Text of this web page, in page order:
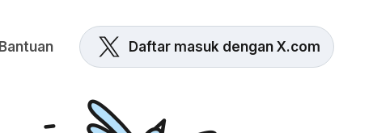
Bantuan Daftar masuk dengan X.com